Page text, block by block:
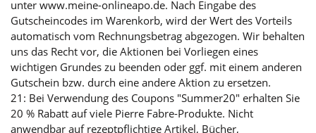
unter www.meine-onlineapo.de. Nach Eingabe des
Gutscheincodes im Warenkorb, wird der Wert des Vorteils
automatisch vom Rechnungsbetrag abgezogen. Wir behalten
uns das Recht vor, die Aktionen bei Vorliegen eines
wichtigen Grundes zu beenden oder ggf. mit einem anderen
Gutschein bzw. durch eine andere Aktion zu ersetzen.
21: Bei Verwendung des Coupons "Summer20" erhalten Sie
20 % Rabatt auf viele Pierre Fabre-Produkte. Nicht
anwendbar auf rezeptpflichtige Artikel, Bücher,